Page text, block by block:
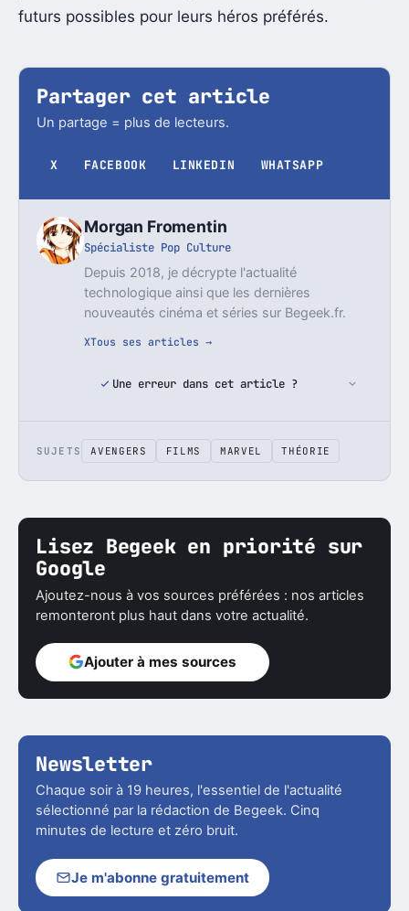
futurs possibles pour leurs héros préférés.
Partager cet article
Un partage = plus de lecteurs.
X FACEBOOK LINKEDIN WHATSAPP
Morgan Fromentin
Spécialiste Pop Culture
Depuis 2018, je décrypte l'actualité
technologique ainsi que les dernières
nouveautés cinéma et séries sur Begeek.fr.
XTous ses articles →
Une erreur dans cet article ?
SUJETS AVENGERS FILMS MARVEL THÉORIE
Lisez Begeek en priorité sur
Google
Ajoutez-nous à vos sources préférées : nos articles
remonteront plus haut dans votre actualité.
Ajouter à mes sources
Newsletter
Chaque soir à 19 heures, l'essentiel de l'actualité
sélectionné par la rédaction de Begeek. Cinq
minutes de lecture et zéro bruit.
Je m'abonne gratuitement